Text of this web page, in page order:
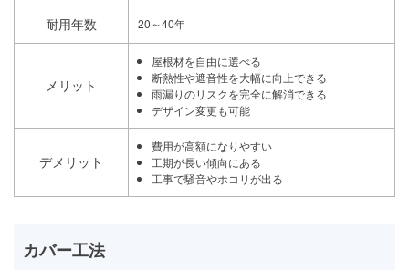
耐用年数 20～40年
メリット
屋根材を自由に選べる
断熱性や遮音性を大幅に向上できる
雨漏りのリスクを完全に解消できる
デザイン変更も可能
デメリット
費用が高額になりやすい
工期が長い傾向にある
工事で騒音やホコリが出る
カバー工法